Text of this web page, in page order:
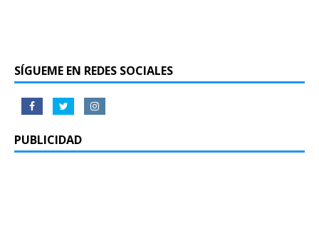
SÍGUEME EN REDES SOCIALES
PUBLICIDAD